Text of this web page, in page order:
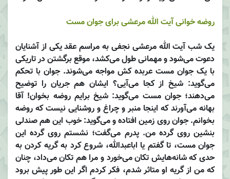
روضه خوانی آیت الله مرعشی برای جوان مست
یک شب آیت الله مرعشی نجفی به مراسم عقد یکی از آشنایان
دعوت می‌شود و مهمانی طول می‌کشد، موقع برگشتن در تاریکی
با یک جوان مست عربده کش مواجه می‌شوند. جوان با تحکم
می‌گوید: شیخ از کجا می‌آیی؟ ایشان هم جریان را توضیح
می‌دهند؛ جوان مست می‌گوید: شیخ برایم روضه بخوان! آقا
بهانه می‌آورند که اینجا منبر و چراغ و روشنایی نیست که روضه
بخوانم. جوان روی زمین افتاده و می‌گوید: خوب این هم صندلی
بنشین روی گرده من. پدرم می‌گفت؛ نشستم روی گرده این
جوان مست، تا گفتم یا اباعبدالله، شروع کرد به گریه کردن به
حدی که شانه‌هایش تکان می‌خورد و مرا هم تکان می‌داد، چنان
که من از گریه او متاثر شدم، فکر کردم اگر این طور پیش برود